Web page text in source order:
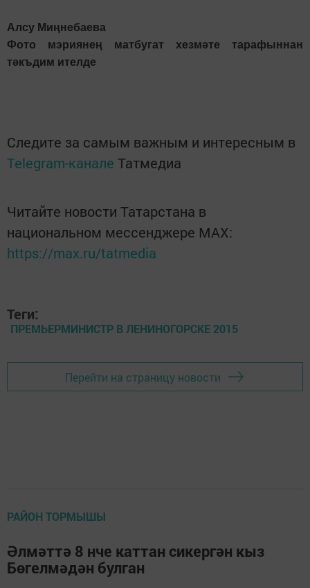
Алсу Миңнебаева
Фото мэриянең матбугат хезмәте тарафыннан
тәкъдим ителде
Следите за самым важным и интересным в
Telegram-канале Татмедиа
Читайте новости Татарстана в
национальном мессенджере MАХ:
https://max.ru/tatmedia
Теги:
ПРЕМЬЕРМИНИСТР В ЛЕНИНОГОРСКЕ 2015
Перейти на страницу новости
РАЙОН ТОРМЫШЫ
Әлмәттә 8 нче каттан сикергән кыз
Бөгелмәдән булган